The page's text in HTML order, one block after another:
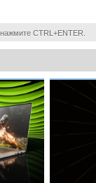
CTRL+ENTER.